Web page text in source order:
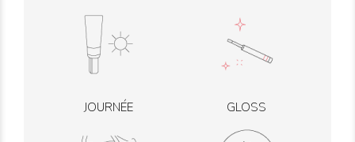
JOURNÉE GLOSS